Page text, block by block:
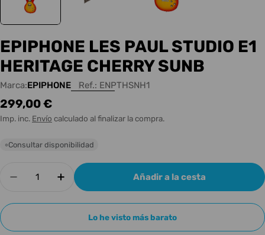
EPIPHONE LES PAUL STUDIO E1
HERITAGE CHERRY SUNB
Marca:EPIPHONE Ref.: ENPTHSNH1
Precio
habitual
299,00 €
Imp. inc. Envío calculado al finalizar la compra.
○Consultar disponibilidad
Disminuir cantidad para EPIPHONE LES PAUL
Aumentar cantidad para EPIPHONE
Añadir a la cesta
Lo he visto más barato